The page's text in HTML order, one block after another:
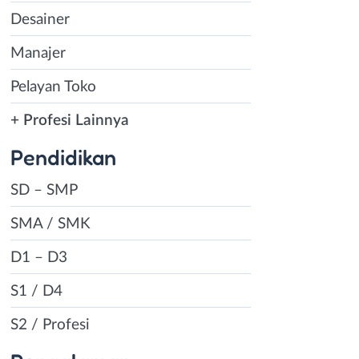
Desainer
Manajer
Pelayan Toko
+ Profesi Lainnya
Pendidikan
SD – SMP
SMA / SMK
D1 – D3
S1 / D4
S2 / Profesi